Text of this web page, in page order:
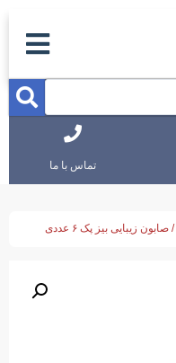
تماس با ما
/ صابون زیبایی بیز پک ۶ عددی